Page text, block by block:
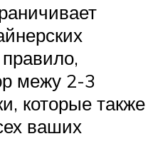
межу 2-3
которые также
ваших